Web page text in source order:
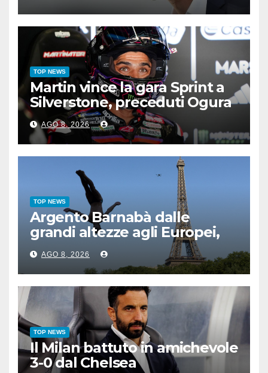
TOP NEWS
Martin vince la gara Sprint a
Silverstone, preceduti Ogura
e Bezzecchi
AGO 8, 2026
TOP NEWS
Argento Barnabà dalle
grandi altezze agli Europei,
bis azzurro dopo Cosetti
AGO 8, 2026
TOP NEWS
Il Milan battuto in amichevole
3-0 dal Chelsea